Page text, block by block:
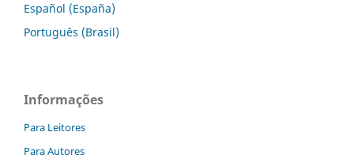
Español (España)
Português (Brasil)
Informações
Para Leitores
Para Autores